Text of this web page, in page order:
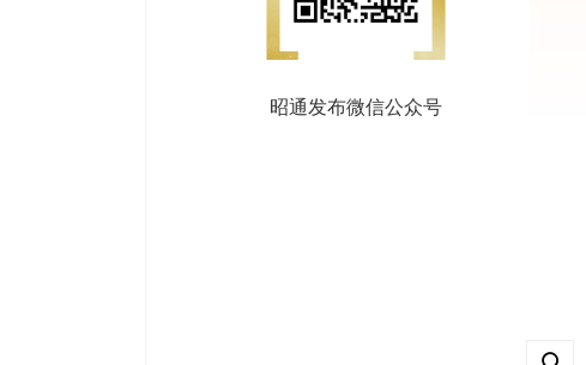
昭通发布微信公众号